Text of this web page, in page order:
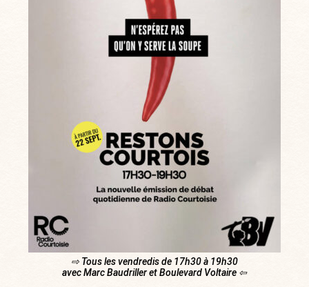
⇨ Tous les vendredis de 17h30 à 19h30
avec Marc Baudriller et Boulevard Voltaire ⇦